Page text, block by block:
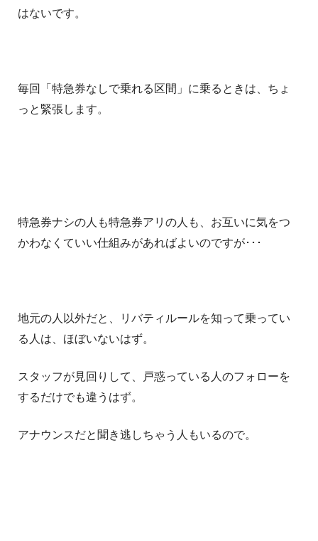
はないです。
毎回「特急券なしで乗れる区間」に乗るときは、ちょ
っと緊張します。
特急券ナシの人も特急券アリの人も、お互いに気をつ
かわなくていい仕組みがあればよいのですが･･･
地元の人以外だと、リバティルールを知って乗ってい
る人は、ほぼいないはず。
スタッフが見回りして、戸惑っている人のフォローを
するだけでも違うはず。
アナウンスだと聞き逃しちゃう人もいるので。